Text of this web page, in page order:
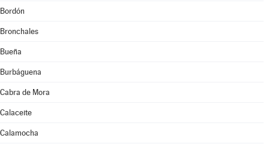
Bordón
Bronchales
Bueña
Burbáguena
Cabra de Mora
Calaceite
Calamocha